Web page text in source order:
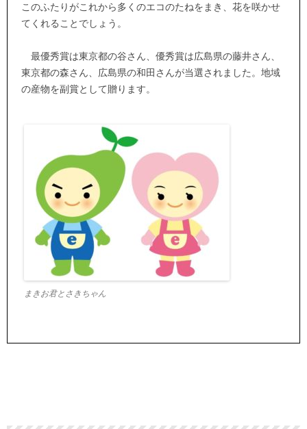
このふたりがこれから多くのエコのたねをまき、花を咲かせ
てくれることでしょう。
最優秀賞は東京都の谷さん、優秀賞は広島県の藤井さん、
東京都の森さん、広島県の和田さんが当選されました。地域
の産物を副賞として贈ります。
まきお君とさきちゃん